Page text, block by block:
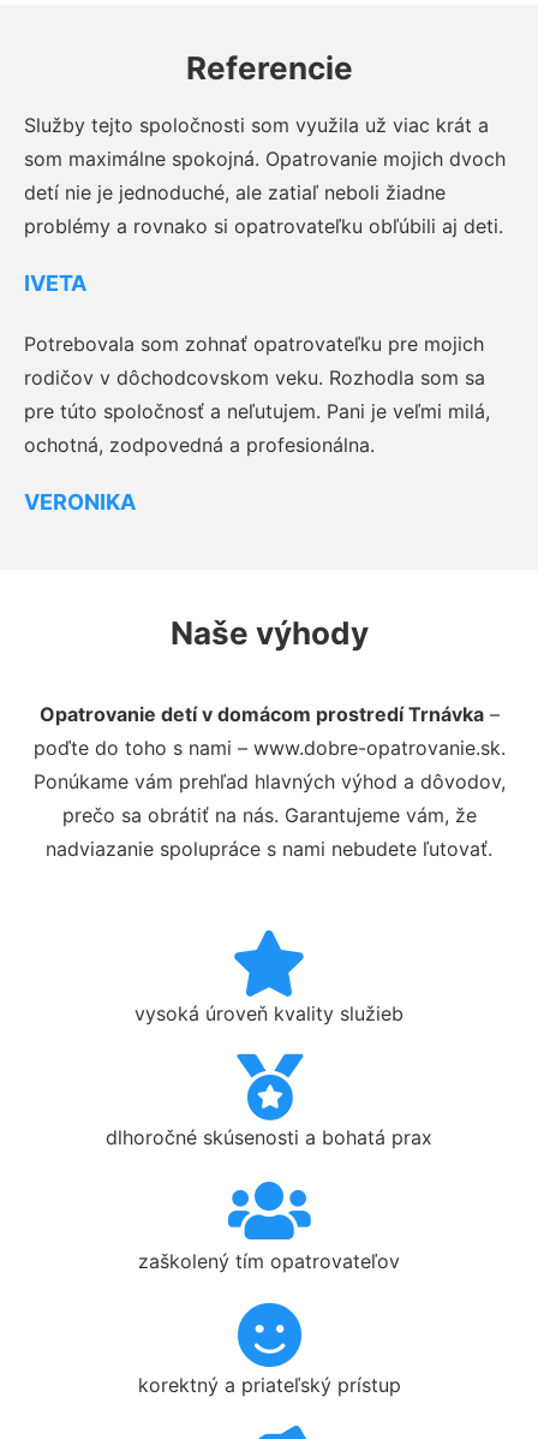
Referencie
Služby tejto spoločnosti som využila už viac krát a
som maximálne spokojná. Opatrovanie mojich dvoch
detí nie je jednoduché, ale zatiaľ neboli žiadne
problémy a rovnako si opatrovateľku obľúbili aj deti.
IVETA
Potrebovala som zohnať opatrovateľku pre mojich
rodičov v dôchodcovskom veku. Rozhodla som sa
pre túto spoločnosť a neľutujem. Pani je veľmi milá,
ochotná, zodpovedná a profesionálna.
VERONIKA
Naše výhody
Opatrovanie detí v domácom prostredí Trnávka–
poďte do toho s nami – www.dobre-opatrovanie.sk.
Ponúkame vám prehľad hlavných výhod a dôvodov,
prečo sa obrátiť na nás. Garantujeme vám, že
nadviazanie spolupráce s nami nebudete ľutovať.
vysoká úroveň kvality služieb
dlhoročné skúsenosti a bohatá prax
zaškolený tím opatrovateľov
korektný a priateľský prístup